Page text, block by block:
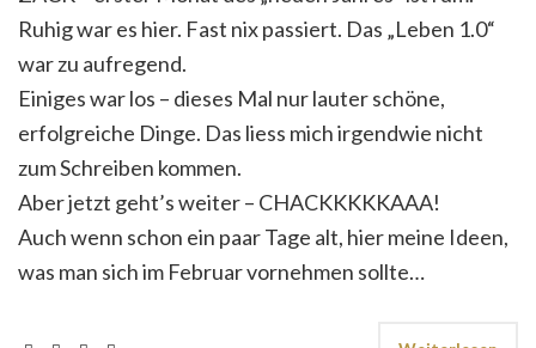
Ruhig war es hier. Fast nix passiert. Das „Leben 1.0“
war zu aufregend.
Einiges war los – dieses Mal nur lauter schöne,
erfolgreiche Dinge. Das liess mich irgendwie nicht
zum Schreiben kommen.
Aber jetzt geht’s weiter – CHACKKKKKAAA!
Auch wenn schon ein paar Tage alt, hier meine Ideen,
was man sich im Februar vornehmen sollte…